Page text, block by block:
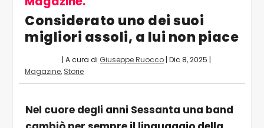
Considerato uno dei suoi
migliori assoli, a lui non piace
| A cura di Giuseppe Ruocco |Dic 8, 2025 |
Magazine, Storie
Nel cuore degli anni Sessanta una band